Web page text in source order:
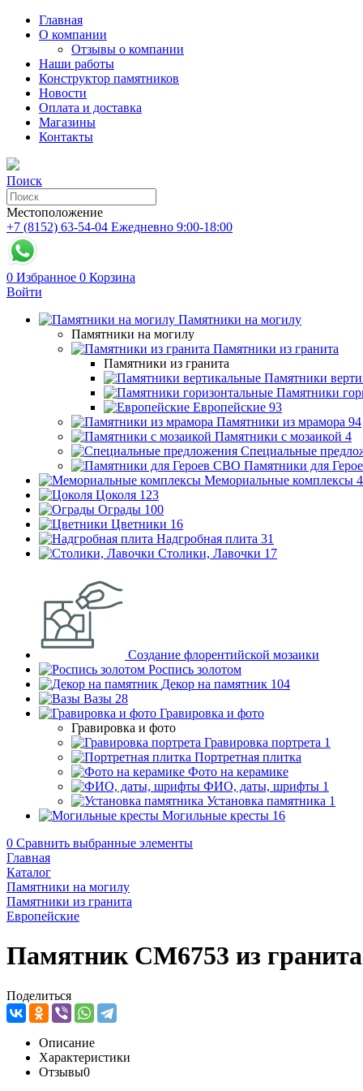
Главная
О компании
Отзывы о компании
Наши работы
Конструктор памятников
Новости
Оплата и доставка
Магазины
Контакты
Поиск
Местоположение
+7 (8152) 63-54-04 Ежедневно 9:00-18:00
0 Избранное 0 Корзина
Войти
Памятники на могилу
Памятники на могилу
Памятники из гранита
Памятники из гранита
Памятники
Памятники
Европейские 93
Памятники из мрамора 94
Памятники с мозаикой 4
Специальные
Памятники для
Мемориальные комплексы
Цоколя 123
Ограды 100
Цветники 16
Надгробная плита 31
Столики, Лавочки 17
Создание флорентийской мозаики
Роспись золотом
Декор на памятник 104
Вазы 28
Гравировка и фото
Гравировка и фото
Гравировка портрета 1
Портретная плитка
Фото на керамике
ФИО, даты, шрифты 1
Установка памятника 1
Могильные кресты 16
0 Сравнить выбранные элементы
Главная
Каталог
Памятники на могилу
Памятники из гранита
Европейские
Памятник CM6753 из гранита
Поделиться
Описание
Характеристики
Отзывы0